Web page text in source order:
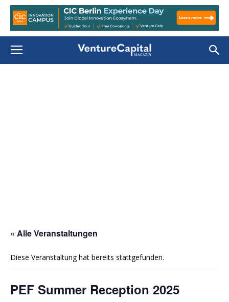
« Alle Veranstaltungen
Diese Veranstaltung hat bereits stattgefunden.
PEF Summer Reception 2025